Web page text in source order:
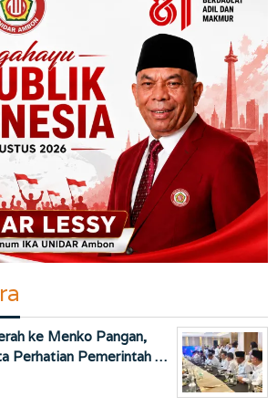
ke Menko Pangan,
Perhatian Pemerintah …